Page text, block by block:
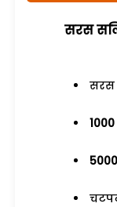
सरस
सरस
1000
5000